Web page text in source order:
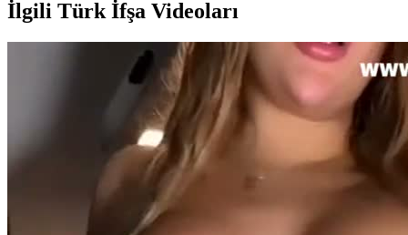
İlgili Türk İfşa Videoları